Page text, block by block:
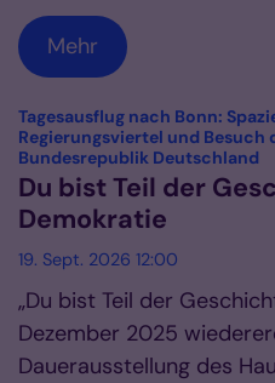
Mehr
Tagesausflug nach Bonn:
Regierungsviertel und Besuch
Bundesrepublik Deutschland
Du bist Teil der
Demokratie
19. Sept. 2026 12:00
„Du bist Teil der
Dezember 2025
Dauerausstellung des